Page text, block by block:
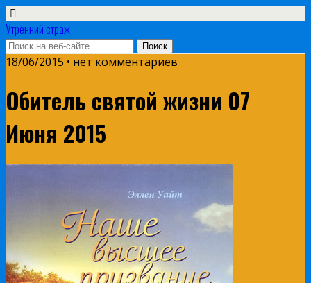
Утренний страж
18/06/2015 • нет комментариев
Обитель святой жизни 07
Июня 2015